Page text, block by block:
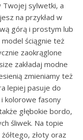
Twojej sylwetki, a
na przykład w
górą i prostym lub
model ściągnie też
zaokrąglone
zakładaj modne
zmieniamy też
lepiej pasuje do
i kolorowe fasony
głębokie bordo,
śliwek. Na topie
złoty oraz